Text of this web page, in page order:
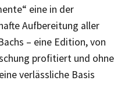
eine in der
Aufbereitung aller
– eine Edition, von
profitiert und ohne
verlässliche Basis